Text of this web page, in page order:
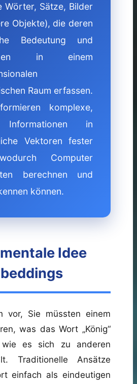
Wörter, Sätze, Bilder
Objekte), die deren
Bedeutung und
in einem
Raum erfassen.
komplexe,
Informationen in
Vektoren fester
Computer
berechnen und
können.
Idee
vor, Sie müssten einem
was das Wort „König“
es sich zu anderen
Traditionelle Ansätze
einfach als eindeutigen